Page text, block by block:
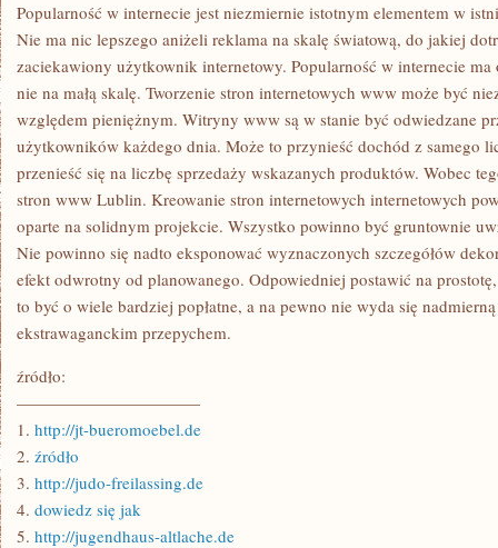
W
KAŻDYM
ASPEKCIE.
TO
TU
WOLNO
DOTRZEĆ
NAJDALSZYCH
ZAKĄTKÓW
Popularność w internecie jest niezmiernie istotnym elementem w
Nie ma nic lepszego aniżeli reklama na skalę światową, do jakiej
zaciekawiony użytkownik internetowy. Popularność w internecie
nie na małą skalę. Tworzenie stron internetowych www może być
względem pieniężnym. Witryny www są w stanie być odwiedzane
użytkowników każdego dnia. Może to przynieść dochód z samego
przenieść się na liczbę sprzedaży wskazanych produktów. Wobec
stron www Lublin. Kreowanie stron internetowych internetowych
oparte na solidnym projekcie. Wszystko powinno być gruntownie
Nie powinno się nadto eksponować wyznaczonych szczegółów
efekt odwrotny od planowanego. Odpowiedniej postawić na
to być o wiele bardziej popłatne, a na pewno nie wyda się
ekstrawaganckim przepychem.
źródło:
———————————
1. http://jt-bueromoebel.de
2. źródło
3. http://judo-freilassing.de
4. dowiedz się jak
5. http://jugendhaus-altlache.de